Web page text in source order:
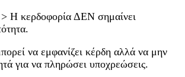
> Η κερδοφορία ΔΕΝ σημαίνει
να εμφανίζει κέρδη αλλά να μην
για να πληρώσει υποχρεώσεις.